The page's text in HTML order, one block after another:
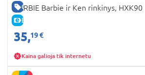
GERA KAINA
E-KAINA
BARBIE Barbie ir Ken rinkinys, HXK90
35,19 €
Kaina galioja tik internetu